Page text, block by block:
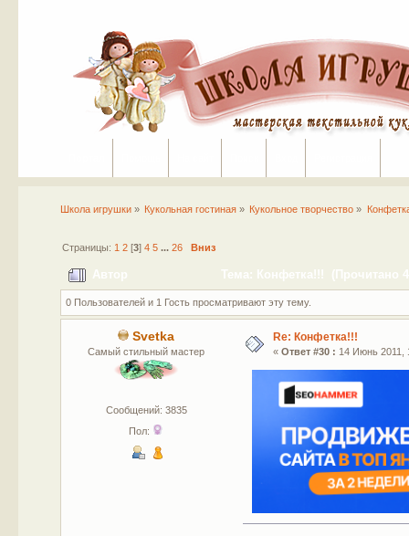
Школа игрушки» Кукольная гостиная » Кукольное творчество »
Страницы: 1 2[3] 4 5 ... 26 Вниз
Автор Тема: Конфетка!!! (Прочитано
0 Пользователей и 1 Гость просматривают эту тему.
Svetka
Самый стильный мастер
Сообщений: 3835
Пол:
Re: Конфетка!!!
« Ответ #30 : 14 Июнь 2011,